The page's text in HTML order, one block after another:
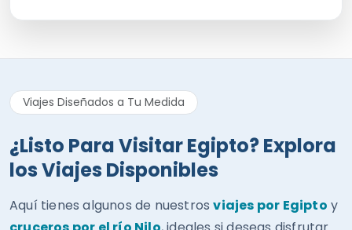
Viajes Diseñados a Tu Medida
¿Listo Para Visitar Egipto? Explora
los Viajes Disponibles
Aquí tienes algunos de nuestrosviajes por Egipto y